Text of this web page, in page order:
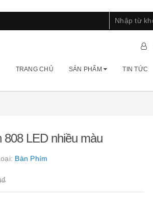
TRANG CHỦ SẢN PHẨM TIN TỨC
LED nhiều màu
Bàn Phím